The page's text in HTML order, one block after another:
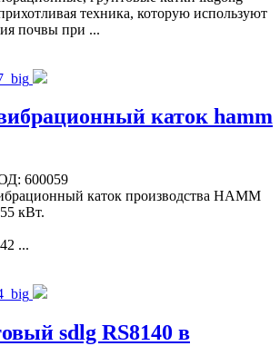
техника, которую используют
почвы при ...
каток hamm
600059
каток производства HAMM
кВт.
...
sdlg RS8140 в